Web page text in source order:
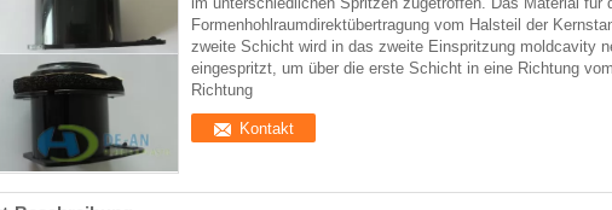
Formenhohlraumdirektübertragung vom Halsteil der
zweite Schicht wird in das zweite Einspritzung moldcavity
eingespritzt, um über die erste Schicht in eine Richtung
Richtung
Kontakt